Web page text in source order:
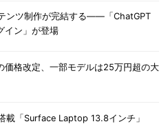
ンツ制作が完結する――「ChatGPT
イン」が登場
価格改定、一部モデルは25万円超の大
載「Surface Laptop 13.8インチ」